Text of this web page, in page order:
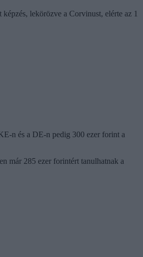
lekörözve a Corvinust, elérte az 1
n és a DE-n pedig 300 ezer forint a
már 285 ezer forintért tanulhatnak a